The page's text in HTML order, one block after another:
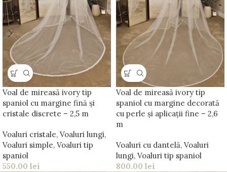
Voal de mireasă ivory tip
spaniol cu margine fină și
cristale discrete – 2,5 m
Voaluri cristale, Voaluri lungi,
Voaluri simple, Voaluri tip
spaniol
550.00 lei
Voal de mireasă ivory tip
spaniol cu margine decorată
cu perle și aplicații fine – 2,6
m
Voaluri cu dantelă, Voaluri
lungi, Voaluri tip spaniol
800.00 lei